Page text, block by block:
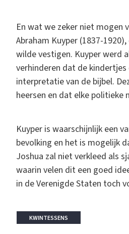
En wat we zeker niet mogen
Abraham Kuyper (1837-
wilde vestigen. Kuyper werd
verhinderen dat de
interpretatie van de bijbel.
heersen en dat elke politieke
Kuyper is waarschijnlijk een
bevolking en het is mogelijk
Joshua zal niet verkleed als
waarin velen dit een goed
in de Verenigde Staten toch
KWINTESSENS